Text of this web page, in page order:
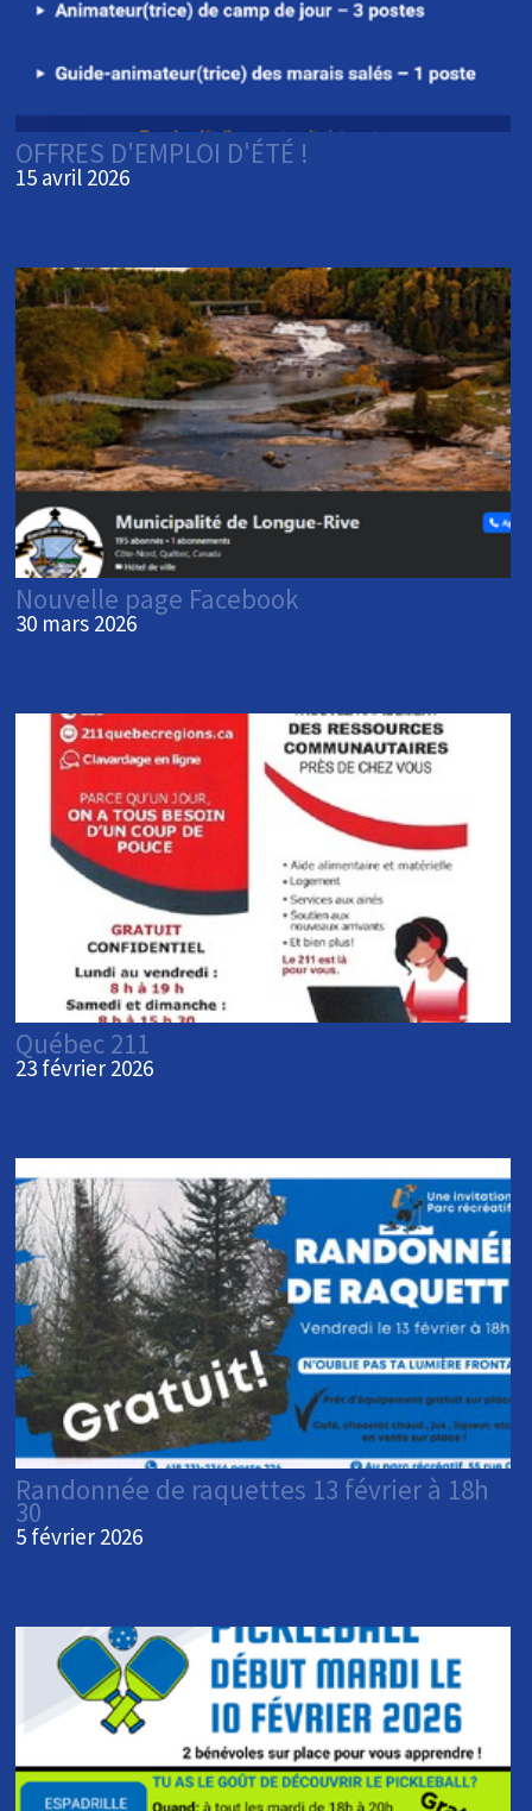
OFFRES D'EMPLOI D'ÉTÉ !
15 avril 2026
Nouvelle page Facebook
30 mars 2026
Québec 211
23 février 2026
Randonnée de raquettes 13 février à 18h
30
5 février 2026